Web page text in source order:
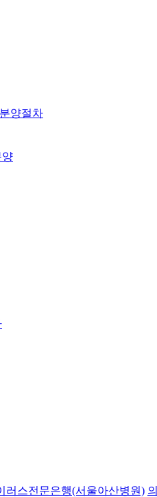
양절차
양
러스전문은행(서울아산병원)